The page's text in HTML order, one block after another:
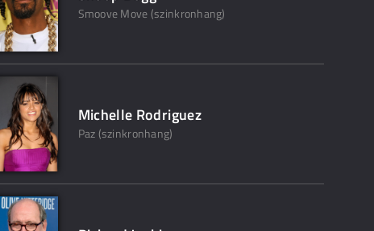
Smoove Move (szinkronhang)
Michelle Rodriguez
Paz (szinkronhang)